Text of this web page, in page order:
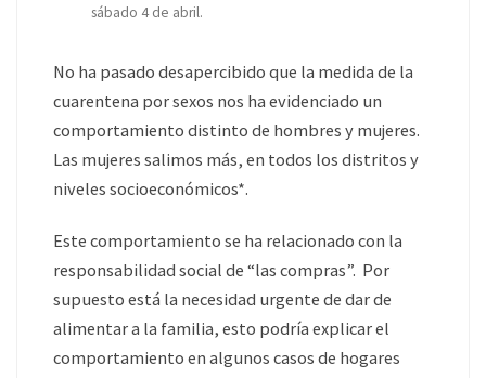
sábado 4 de abril.
No ha pasado desapercibido que la medida de la
cuarentena por sexos nos ha evidenciado un
comportamiento distinto de hombres y mujeres.
Las mujeres salimos más, en todos los distritos y
niveles socioeconómicos*.
Este comportamiento se ha relacionado con la
responsabilidad social de “las compras”. Por
supuesto está la necesidad urgente de dar de
alimentar a la familia, esto podría explicar el
comportamiento en algunos casos de hogares